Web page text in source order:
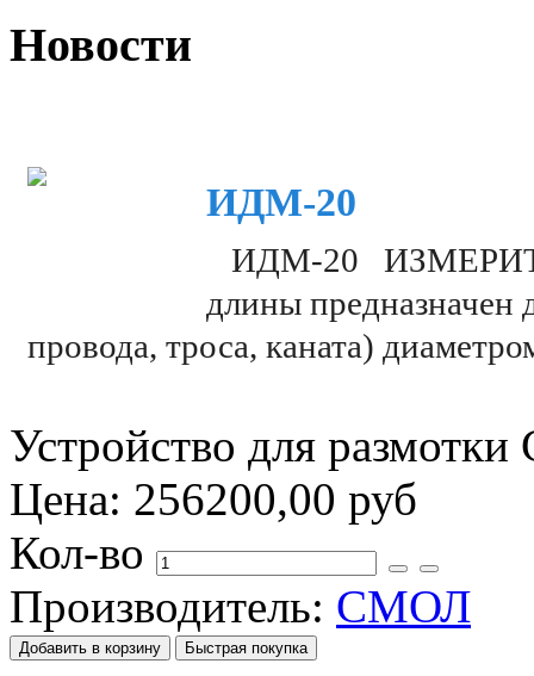
Новости
ИДМ-20
ИДМ-20
длины предназначен
провода, троса, каната)
Устройство для
Цена: 256200,00 руб
Кол-во
Производитель: СМОЛ